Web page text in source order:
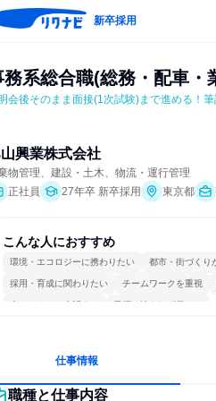
新卒採用
務系総合職(総務・配車・
会後そのまま面接(1次試験)まで進める！
山興業株式会社
物管理、建設・土木、物流・運行管理
正社員
27年卒 新卒採用 東京都
こんな人におすすめ
環境・エコロジーに携わりたい 都市・街づくり
採用・育成に関わりたい チームワークを重視
人とたくさん会話する 目標に追われず働ける
仕事情報
職種と仕事内容